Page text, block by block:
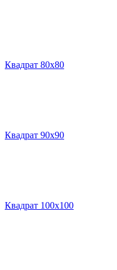
Квадрат 80х80
Квадрат 90х90
Квадрат 100х100